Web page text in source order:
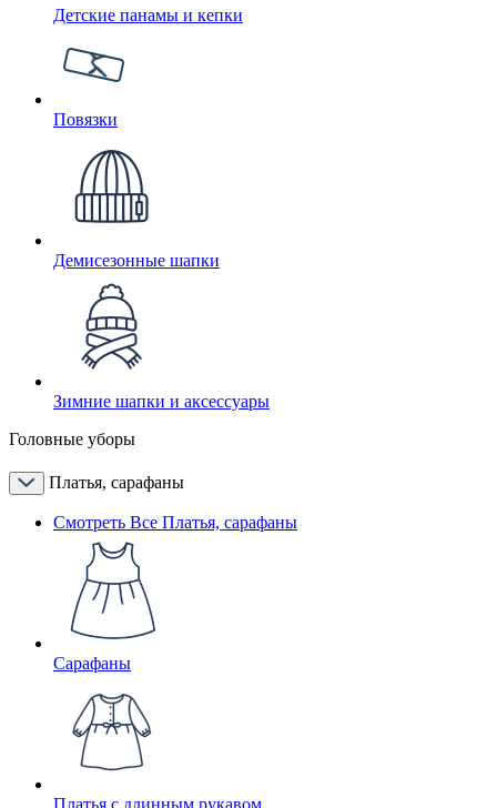
Детские панамы и кепки
Повязки
Демисезонные шапки
Зимние шапки и аксессуары
Головные уборы
Платья, сарафаны
Смотреть Все Платья, сарафаны
Сарафаны
Платья с длинным рукавом